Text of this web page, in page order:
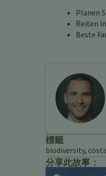
Planen
Reiten
Beste
標籤
biodiversity,
分享此故事：